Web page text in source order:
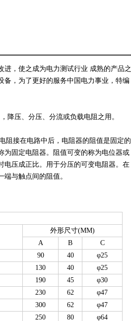
，使之成为电力测试行业 成熟的产品之
备，为了更好的服务中国电力事业，特编
降压、分压、分流或负载电阻之用。
阻接在电路中后，电阻器的阻值是固定的
为固定电阻器。阻值可变的称为电位器或
电压成正比。用于分压的可变电阻器。在
与触点间的阻值。
外形尺寸(MM)
A
B
C
90
40
φ25
130
40
φ25
190
45
φ30
230
62
φ47
300
62
φ47
250
80 φ64